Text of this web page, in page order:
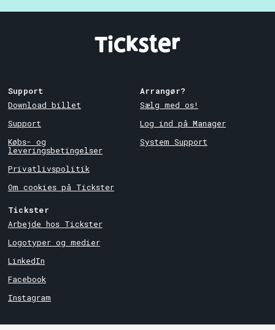
Om Tickster
Support
Download billet
Support
Købs- og
leveringsbetingelser
Privatlivspolitik
Om cookies på Tickster
Arrangør?
Sælg med os!
Log ind på Manager
System Support
Tickster
Arbejde hos Tickster
Logotyper og medier
LinkedIn
Facebook
Instagram